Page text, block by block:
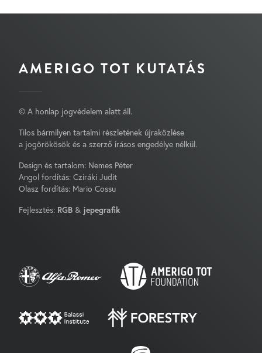
AMERIGO TOT KUTATÁS
© A honlap jogvédelem alatt áll.
Tilos bármilyen tartalmi részletének újraközlése
a jogörökösök és a szerző írásos engedélye nélkül.
Design és tartalom: Nemes Péter
Angol fordítás: Cziráki Judit
Olasz fordítás: Mario Cossu
Fejlesztés: RGB & jepegrafik